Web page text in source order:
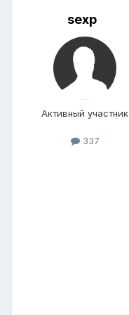
sexp
Активный участник
337